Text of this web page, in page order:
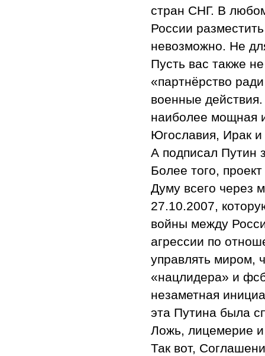
стран СНГ. В
России
невозможно. Не
Пусть вас также
«партнёрство
военные
наиболее мощная
Югославия, Ирак и
А подписал Путин
Более того,
Думу всего через
27.10.2007,
войны между
агрессии по
управлять миром,
«нацлидера» и
незаметная
эта Путина была
Ложь, лицемерие и
Так вот,